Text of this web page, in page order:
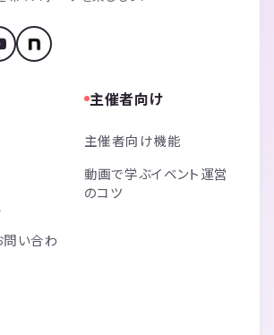
問い合わ
主催者向け
主催者向け機能
動画で学ぶイベント運営
のコツ